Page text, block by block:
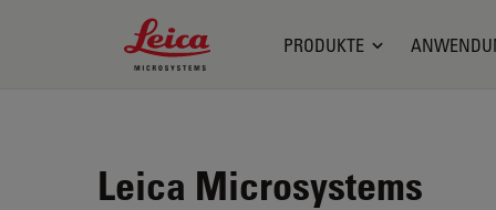
Leica Microsystems Logo
PRODUKTE
Leica Microsystems